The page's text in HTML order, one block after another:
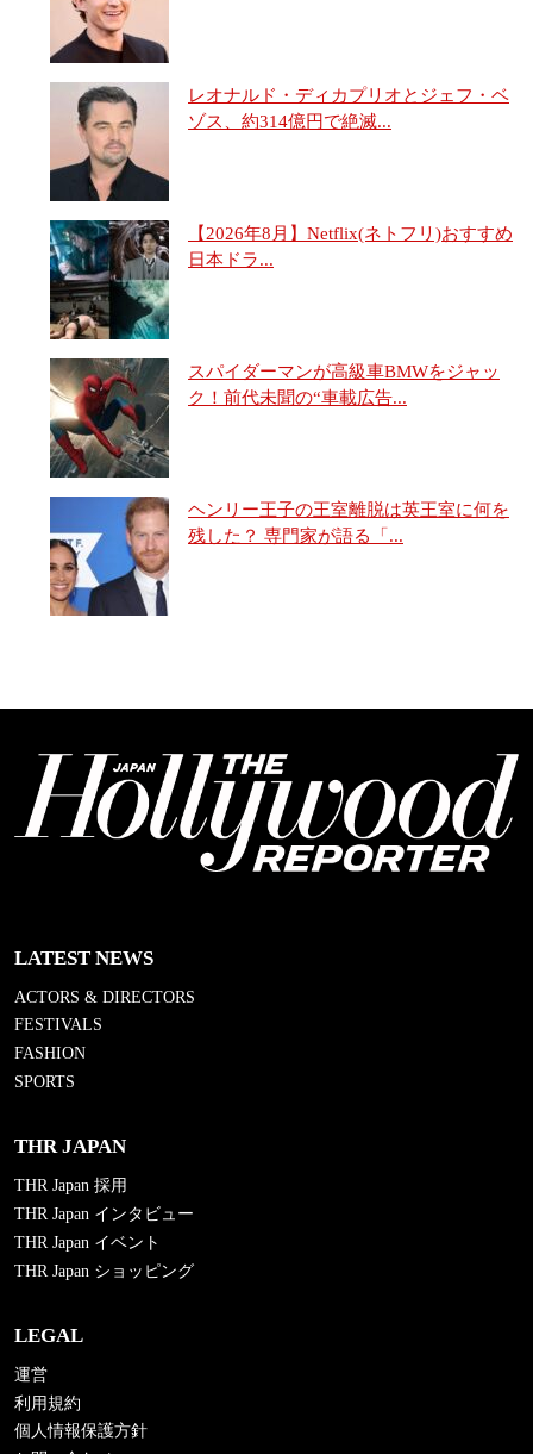
レオナルド・ディカプリオとジェフ・ベ
ゾス、約314億円で絶滅...
【2026年8月】Netflix(ネトフリ)おすすめ
日本ドラ...
スパイダーマンが高級車BMWをジャッ
ク！前代未聞の“車載広告...
ヘンリー王子の王室離脱は英王室に何を
残した？ 専門家が語る「...
LATEST NEWS
ACTORS & DIRECTORS
FESTIVALS
FASHION
SPORTS
THR JAPAN
THR Japan 採用
THR Japan インタビュー
THR Japan イベント
THR Japan ショッピング
LEGAL
運営
利用規約
個人情報保護方針